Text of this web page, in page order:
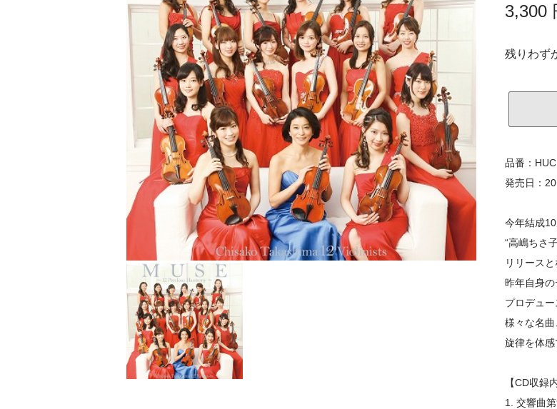
3,300
残りわず
品番：
発売日：
今年結成
“高嶋ちさ
リリースと
昨年自身
プロデュ
様々な名
旋律を体感
【CD収録
1. 交響曲